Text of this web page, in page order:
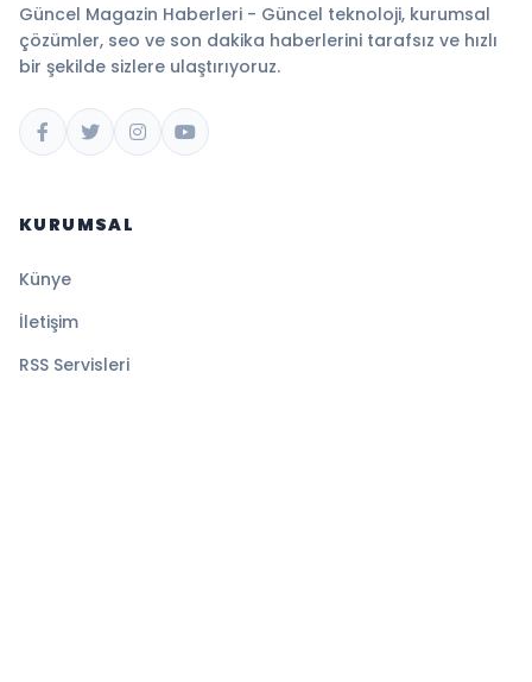
Güncel Magazin Haberleri - Güncel teknoloji, kurumsal
çözümler, seo ve son dakika haberlerini tarafsız ve hızlı
bir şekilde sizlere ulaştırıyoruz.
KURUMSAL
Künye
İletişim
RSS Servisleri